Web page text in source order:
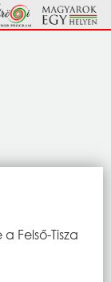
Felső-Tisza